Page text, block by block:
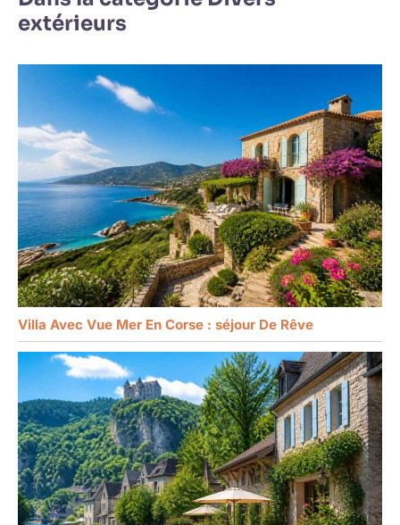
extérieurs
Villa Avec Vue Mer En Corse : séjour De Rêve